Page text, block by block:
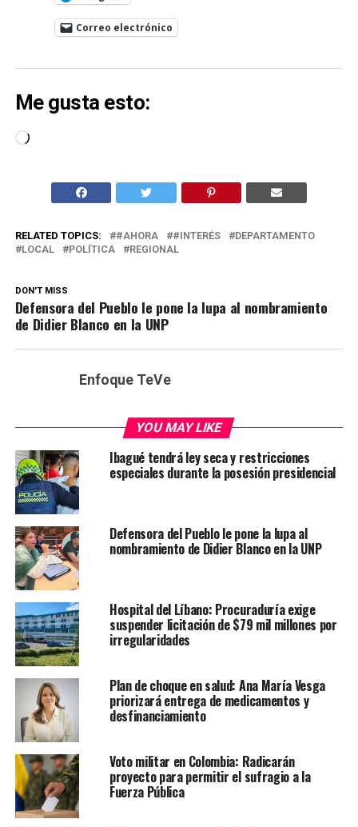
Correo electrónico
Me gusta esto:
Cargando...
RELATED TOPICS: #AHORA #INTERÉS
DEPARTAMENTO
LOCAL
POLÍTICA REGIONAL
DON'T MISS
Defensora del Pueblo le pone la lupa al nombramiento
de Didier Blanco en la UNP
Enfoque TeVe
YOU MAY LIKE
Ibagué tendrá ley seca y restricciones
especiales durante la posesión presidencial
Defensora del Pueblo le pone la lupa al
nombramiento de Didier Blanco en la UNP
Hospital del Líbano: Procuraduría exige
suspender licitación de $79 mil millones por
irregularidades
Plan de choque en salud: Ana María Vesga
priorizará entrega de medicamentos y
desfinanciamiento
Voto militar en Colombia: Radicarán
proyecto para permitir el sufragio a la
Fuerza Pública